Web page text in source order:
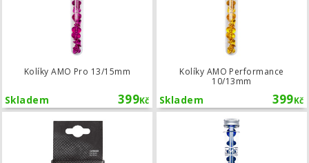
Kolíky AMO Pro 13/15mm
399Kč
Skladem
Kolíky AMO Performance
10/13mm
399Kč
Skladem
Náhradní keramické kolíky adidas